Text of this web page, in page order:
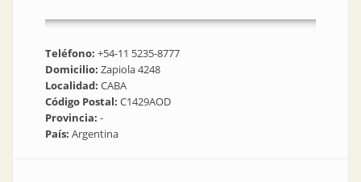
Teléfono: +54-11 5235-8777
Domicilio: Zapiola 4248
Localidad: CABA
Código Postal: C1429AOD
Provincia: -
País: Argentina